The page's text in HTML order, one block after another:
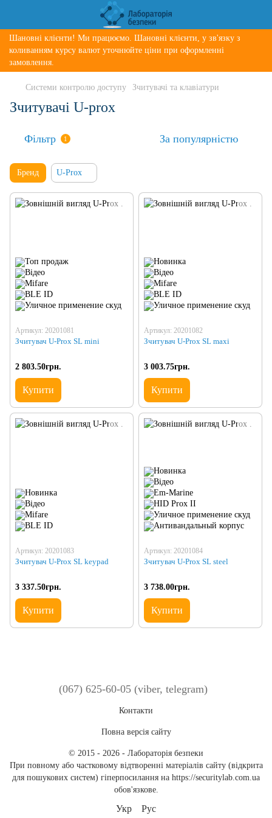
Шановні клієнти! Ми працюємо. Шановні клієнти, у зв'язку з
коливанням курсу валют уточнюйте ціни при оформленні
замовлення.
Системи контролю доступу Зчитувачі та клавіатури
Зчитувачі U-prox
Фільтр 1 За популярністю
Бренд U-Prox
Артикул: 20201081
Зчитувач U-Prox SL mini
2 803.50грн.
Купити
Артикул: 20201082
Зчитувач U-Prox SL maxi
3 003.75грн.
Купити
Артикул: 20201083
Зчитувач U-Prox SL keypad
3 337.50грн.
Купити
Артикул: 20201084
Зчитувач U-Prox SL steel
3 738.00грн.
Купити
(067) 625-60-05 (viber, telegram)
Контакти
Повна версія сайту
© 2015 - 2026 - Лабораторія безпеки
При повному або частковому відтворенні матеріалів сайту (відкрита
для пошукових систем) гіперпосилання на https://securitylab.com.ua
обов'язкове.
Укр Рус